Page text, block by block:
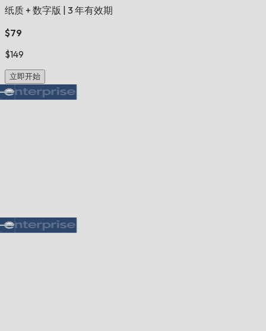
纸质 + 数字版
3 年有效期
$79
$149
立即开始